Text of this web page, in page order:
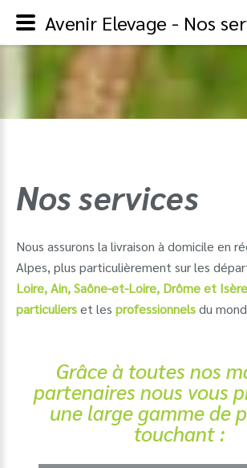
Nosservices
Nous assurons la livraison à domicile en
Alpes, plus particulièrement sur les
Loire, Ain, Saône-et-Loire, Drôme et Isère
particulierset les professionnelsdu
Grâceà toutes nos
partenaires nous vous
une largegammede
touchant:
Avenir Elevage - Nos